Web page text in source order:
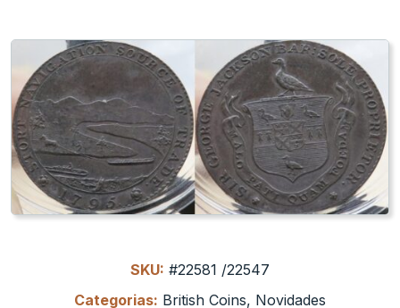
SKU: #22581 /22547
Categorias: British Coins, Novidades